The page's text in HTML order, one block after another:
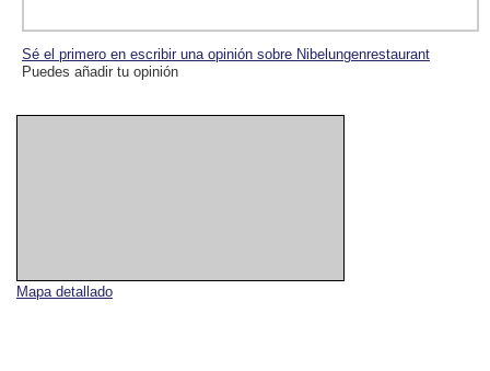
Mapa detallado
Sé el primero en escribir una opinión sobre Nibelungenrestaurant
Puedes añadir tu opinión